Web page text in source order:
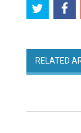
RELATED